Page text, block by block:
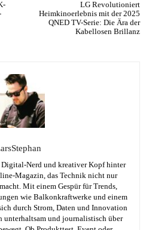
LG Revolutioniert
Heimkinoerlebnis mit der 2025
QNED TV-Serie: Die Ära der
Kabellosen Brillanz
Nerd und kreativer Kopf hinter
Magazin, das Technik nicht nur
Mit einem Gespür für Trends,
wie Balkonkraftwerke und einem
durch Strom, Daten und Innovation
unterhaltsam und journalistisch über